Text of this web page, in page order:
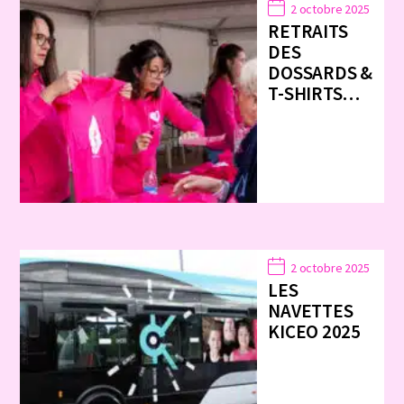
2 octobre 2025
RETRAITS
DES
DOSSARDS &
T-SHIRTS…
2 octobre 2025
LES
NAVETTES
KICEO 2025